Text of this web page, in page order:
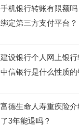
手机银行转账有限额
绑定第三方支付平台？
建设银行个人网上银
中信银行是什么性质的
富德生命人寿重疾险
了3年能退吗？